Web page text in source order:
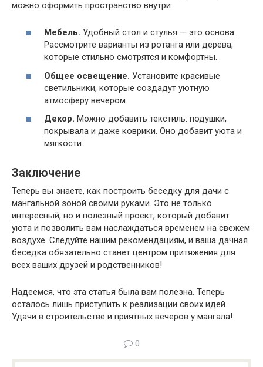
можно оформить пространство внутри:
Мебель. Удобный стол и стулья — это основа.
Рассмотрите варианты из ротанга или дерева,
которые стильно смотрятся и комфортны.
Общее освещение. Установите красивые
светильники, которые создадут уютную
атмосферу вечером.
Декор. Можно добавить текстиль: подушки,
покрывала и даже коврики. Оно добавит уюта и
мягкости.
Заключение
Теперь вы знаете, как построить беседку для дачи с
мангальной зоной своими руками. Это не только
интересный, но и полезный проект, который добавит
уюта и позволить вам наслаждаться временем на свежем
воздухе. Следуйте нашим рекомендациям, и ваша дачная
беседка обязательно станет центром притяжения для
всех ваших друзей и родственников!
Надеемся, что эта статья была вам полезна. Теперь
осталось лишь приступить к реализации своих идей.
Удачи в строительстве и приятных вечеров у мангала!
0